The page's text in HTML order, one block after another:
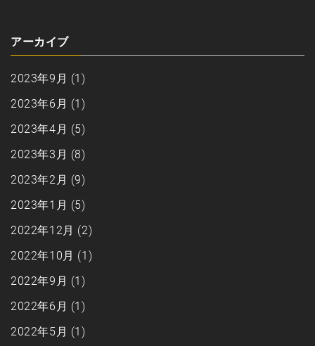
アーカイブ
2023年9月 (1)
2023年6月 (1)
2023年4月 (5)
2023年3月 (8)
2023年2月 (9)
2023年1月 (5)
2022年12月 (2)
2022年10月 (1)
2022年9月 (1)
2022年6月 (1)
2022年5月 (1)